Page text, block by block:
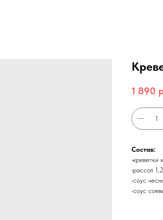
1 890
Состав:
•креветки
•рассол
•соус
•соус